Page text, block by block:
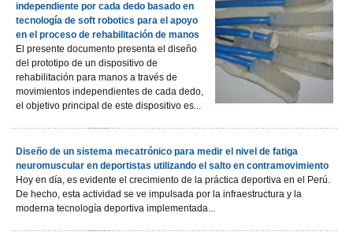
independiente por cada dedo basado en
tecnología de soft robotics para el apoyo
en el proceso de rehabilitación de manos
El presente documento presenta el diseño
del prototipo de un dispositivo de
rehabilitación para manos a través de
movimientos independientes de cada dedo,
el objetivo principal de este dispositivo es...
Diseño de un sistema mecatrónico para medir el nivel de fatiga
neuromuscular en deportistas utilizando el salto en contramovimiento
Hoy en día, es evidente el crecimiento de la práctica deportiva en el Perú.
De hecho, esta actividad se ve impulsada por la infraestructura y la
moderna tecnología deportiva implementada...